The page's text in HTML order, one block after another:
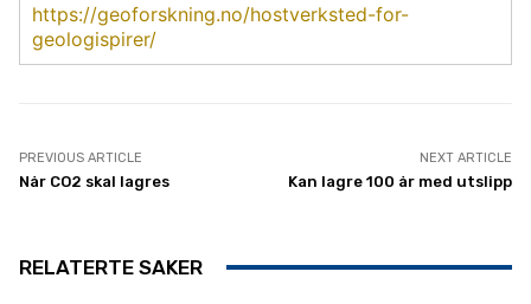
https://geoforskning.no/hostverksted-for-
geologispirer/
PREVIOUS ARTICLE
Når CO2 skal lagres
NEXT ARTICLE
Kan lagre 100 år med utslipp
RELATERTE SAKER